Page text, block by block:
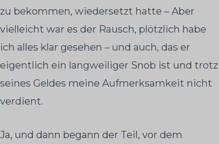
zu bekommen, wiedersetzt hatte – Aber
vielleicht war es der Rausch, plötzlich habe
ich alles klar gesehen – und auch, das er
eigentlich ein langweiliger Snob ist und trotz
seines Geldes meine Aufmerksamkeit nicht
verdient.
Ja, und dann begann der Teil, vor dem